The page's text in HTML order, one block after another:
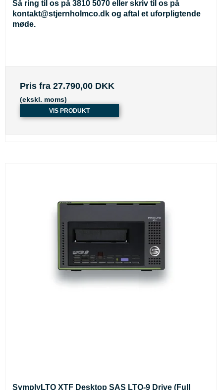
Så ring til os på 3810 5070 eller skriv til os på
kontakt@stjernholmco.dk og aftal et uforpligtende
møde.
Pris fra 27.790,00 DKK
(ekskl. moms)
VIS PRODUKT
SymplyLTO XTF Desktop SAS LTO-9 Drive (Full